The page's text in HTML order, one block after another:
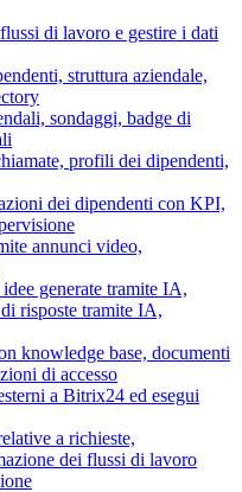
di lavoro e gestire i dati
struttura aziendale,
sondaggi, badge di
profili dei dipendenti,
dei dipendenti con KPI,
annunci video,
generate tramite IA,
risposte tramite IA,
knowledge base, documenti
di accesso
a Bitrix24 ed esegui
a richieste,
dei flussi di lavoro